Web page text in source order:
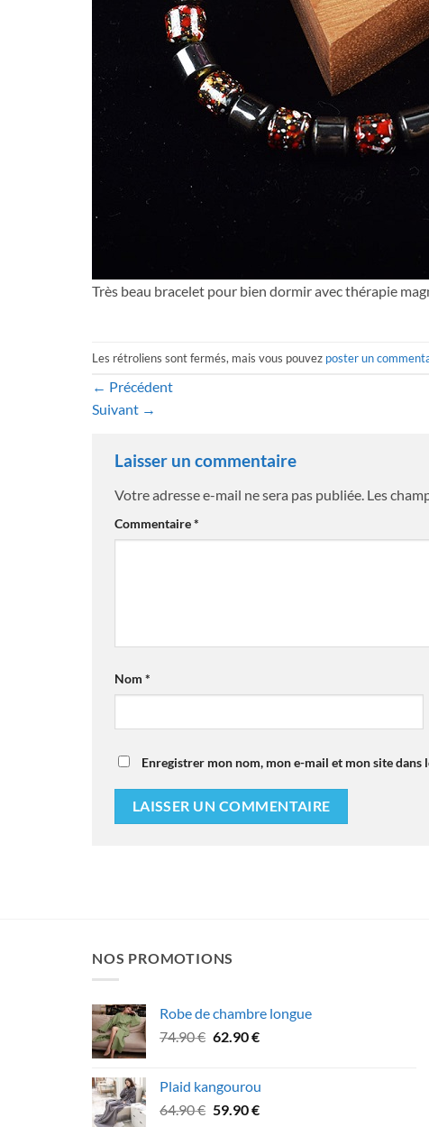
Très beau bracelet pour bien dormir avec thérapie
Les rétroliens sont fermés, mais vous pouvez poster un
← Précédent
Suivant →
Laisser un commentaire
Votre adresse e-mail ne sera pas publiée. Les
Commentaire*
Nom *
Enregistrer mon nom, mon e-mail et mon site
NOS PROMOTIONS
Robe de chambre longue
74.90€ Le
était :
74.90 €.
62.90€Le
est :
62.90 €.
Plaid kangourou
64.90€ Le
59.90€Le